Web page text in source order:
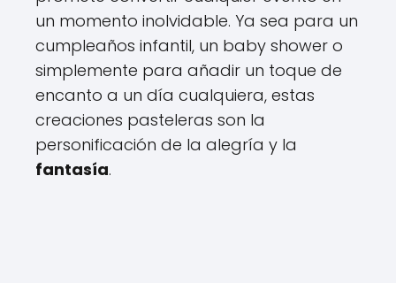
un momento inolvidable. Ya sea para un
cumpleaños infantil, un baby shower o
simplemente para añadir un toque de
encanto a un día cualquiera, estas
creaciones pasteleras son la
personificación de la alegría y la
fantasía.